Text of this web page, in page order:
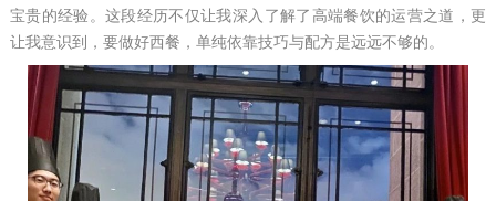
宝贵的经验。这段经历不仅让我深入了解了高端餐饮的运营之道，更
让我意识到，要做好西餐，单纯依靠技巧与配方是远远不够的。